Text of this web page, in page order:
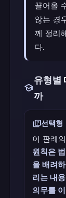
끌어올
않는 경
께 정리
다.
school
유형별
까
quiz선택형
이 판례
원칙은
을 배려
리는 내
의무를